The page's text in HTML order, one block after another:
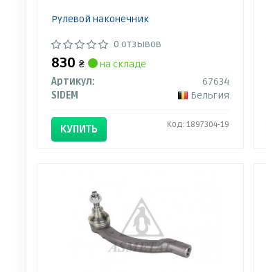
Рулевой наконечник
0 отзывов
830 ₴
на складе
Артикул:
67634
SIDEM
Бельгия
КУПИТЬ Код: 1897304-19